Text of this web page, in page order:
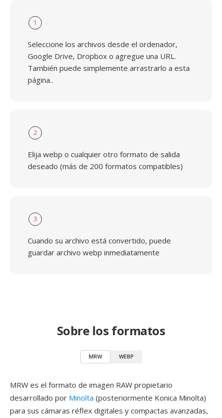
1
Seleccione los archivos desde el ordenador,
Google Drive, Dropbox o agregue una URL.
También puede simplemente arrastrarlo a esta
página..
2
Elija webp o cualquier otro formato de salida
deseado (más de 200 formatos compatibles)
3
Cuando su archivo está convertido, puede
guardar archivo webp inmediatamente
Sobre los formatos
MRW WEBP
MRW es el formato de imagen RAW propietario
desarrollado por Minolta (posteriormente Konica Minolta)
para sus cámaras réflex digitales y compactas avanzadas,